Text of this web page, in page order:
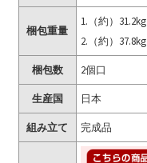
梱包重量
1.（約）31.2kg
2.（約）37.8kg
梱包数 2個口
生産国 日本
組み立て 完成品